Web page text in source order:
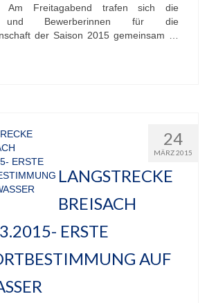
Am Freitagabend trafen sich die
und Bewerberinnen für die
der Saison 2015 gemeinsam …
24
MÄRZ 2015
LANGSTRECKE
BREISACH
ERSTE
AUF